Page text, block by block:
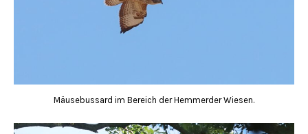
Mäusebussard im Bereich der Hemmerder Wiesen.